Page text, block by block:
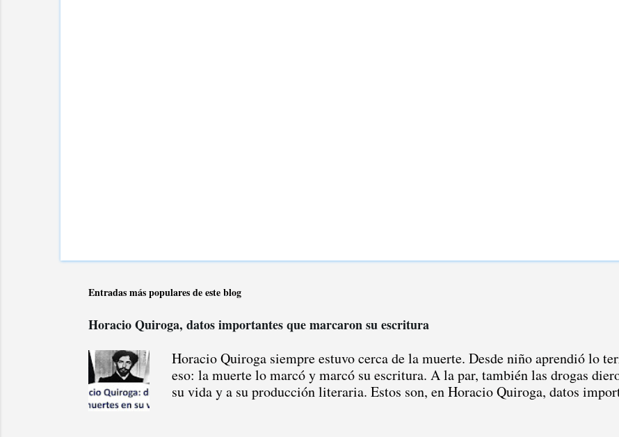
Entradas más populares de este blog
Horacio Quiroga, datos importantes que marcaron su escritura
Horacio Quiroga siempre estuvo cerca de la muerte. Desde niño aprendió lo
eso: la muerte lo marcó y marcó su escritura. A la par, también las drogas
su vida y a su producción literaria. Estos son, en Horacio Quiroga, datos
tanta su desgracia que una vez, ya cuando era adulto, se le fue un tiro que